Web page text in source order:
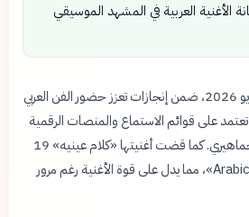
الأغنية العربية في المشهد الموسيقي
جاء هذا التوثيق حتى 30 مايو 2026، ضمن إنجازات تعزز حضور الفن العربي
على قوائم الاستماع والمنصات الرقمية
كمعيار مهم لقياس التأثير الجماهيري. كما قضت أغنيتها «كلام عينيه» 19
أسبوعاً في قمة «Arabic Hot 100»، مما يدل على قوة الأغنية رغم مرور